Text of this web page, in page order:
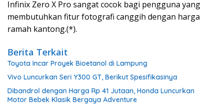
Infinix Zero X Pro sangat cocok bagi pengguna yang
membutuhkan fitur fotografi canggih dengan harga
ramah kantong.(*).
Berita Terkait
Toyota Incar Proyek Bioetanol di Lampung
Vivo Luncurkan Seri Y300 GT, Berikut Spesifikasinya
Dibandrol dengan Harga Rp 41 Jutaan, Honda Luncurkan
Motor Bebek Klasik Bergaya Adventure